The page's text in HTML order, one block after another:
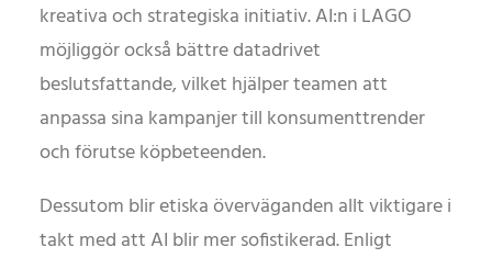
kreativa och strategiska initiativ. AI:n i LAGO
möjliggör också bättre datadrivet
beslutsfattande, vilket hjälper teamen att
anpassa sina kampanjer till konsumenttrender
och förutse köpbeteenden.
Dessutom blir etiska överväganden allt viktigare i
takt med att AI blir mer sofistikerad. Enligt